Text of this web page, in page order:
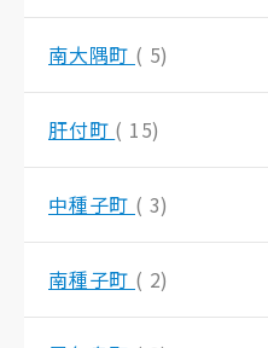
南大隅町 ( 5)
肝付町 ( 15)
中種子町 ( 3)
南種子町 ( 2)